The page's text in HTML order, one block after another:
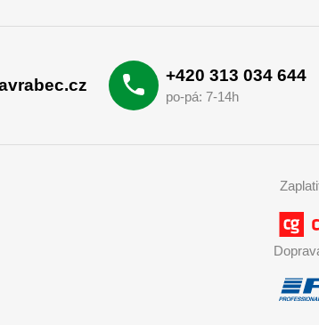
+420 313 034 644
po-pá: 7-14h